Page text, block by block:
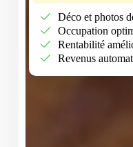
Déco et photos
Occupation
Rentabilité
Revenus